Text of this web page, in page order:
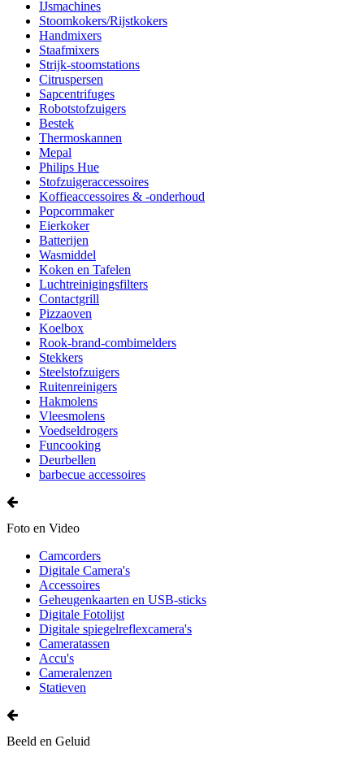
IJsmachines
Stoomkokers/Rijstkokers
Handmixers
Staafmixers
Strijk-stoomstations
Citruspersen
Sapcentrifuges
Robotstofzuigers
Bestek
Thermoskannen
Mepal
Philips Hue
Stofzuigeraccessoires
Koffieaccessoires & -onderhoud
Popcornmaker
Eierkoker
Batterijen
Wasmiddel
Koken en Tafelen
Luchtreinigingsfilters
Contactgrill
Pizzaoven
Koelbox
Rook-brand-combimelders
Stekkers
Steelstofzuigers
Ruitenreinigers
Hakmolens
Vleesmolens
Voedseldrogers
Funcooking
Deurbellen
barbecue accessoires
Foto en Video
Camcorders
Digitale Camera's
Accessoires
Geheugenkaarten en USB-sticks
Digitale Fotolijst
Digitale spiegelreflexcamera's
Cameratassen
Accu's
Cameralenzen
Statieven
Beeld en Geluid